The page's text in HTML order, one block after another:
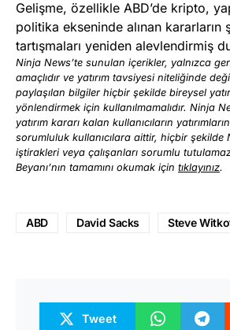
Gelişme, özellikle ABD’de kripto,
politika ekseninde alınan kararların
tartışmaları yeniden alevlendirmiş
Ninja News’te sunulan içerikler, yalnızca
amaçlıdır ve yatırım tavsiyesi niteliğinde
paylaşılan bilgiler hiçbir şekilde bireysel
yönlendirmek için kullanılmamalıdır. Ninja
yatırım kararı kalan kullanıcıların
sorumluluk kullanıcılara aittir, hiçbir şekilde
iştirakleri veya çalışanları sorumlu
Beyanı’nın tamamını okumak için tıklayınız.
ABD David Sacks Steve
Tweet